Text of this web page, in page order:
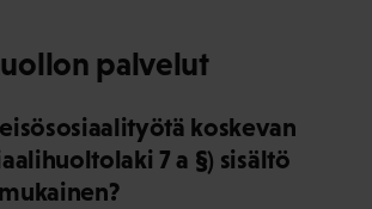
palvelut
koskevan
7 a §) sisältö